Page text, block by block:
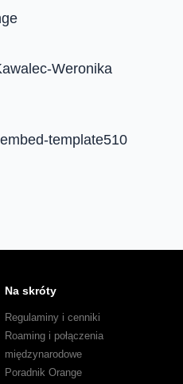
Weronika
template510
Na skróty
Regulaminy i cenniki
Roaming i połączenia
międzynarodowe
Poradnik Orange